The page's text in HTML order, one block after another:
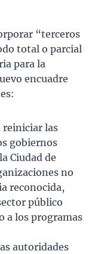
“terceros
total o parcial
para la
encuadre
reiniciar las
gobiernos
Ciudad de
no
reconocida,
público
a los programas
autoridades